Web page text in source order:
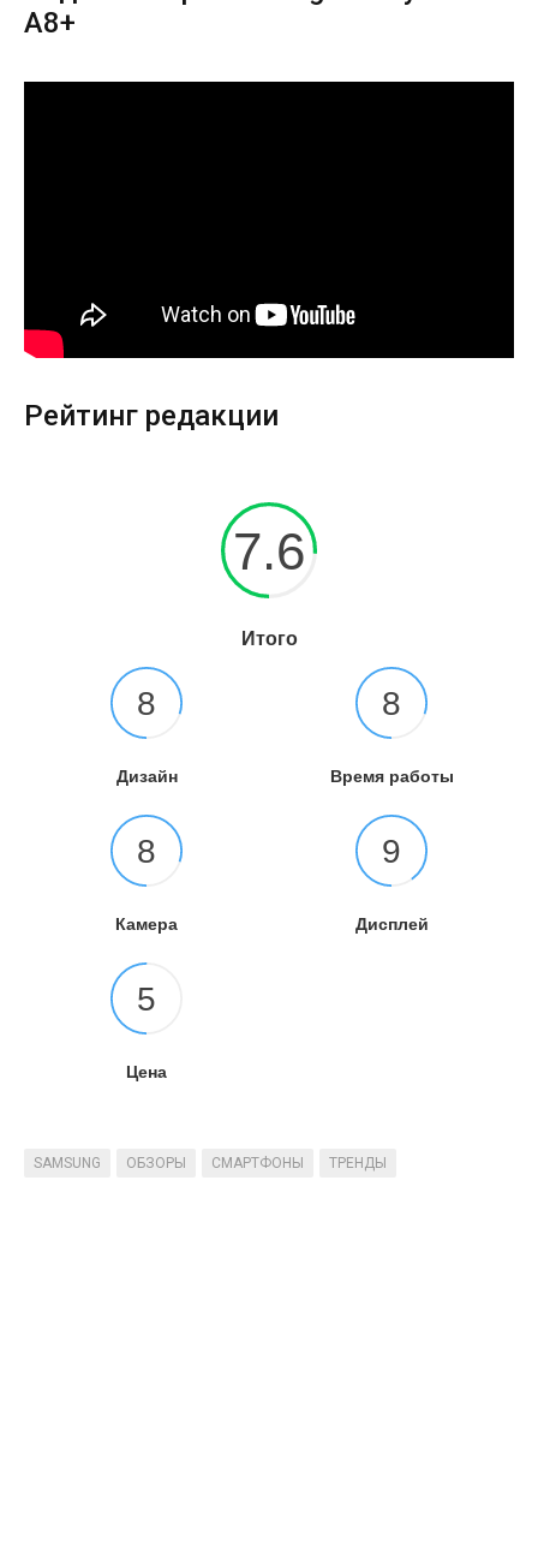
A8+
Рейтинг редакции
7.6
Итого
8
Дизайн
8
Время работы
8
Камера
9
Дисплей
5
Цена
SAMSUNG ОБЗОРЫ СМАРТФОНЫ ТРЕНДЫ